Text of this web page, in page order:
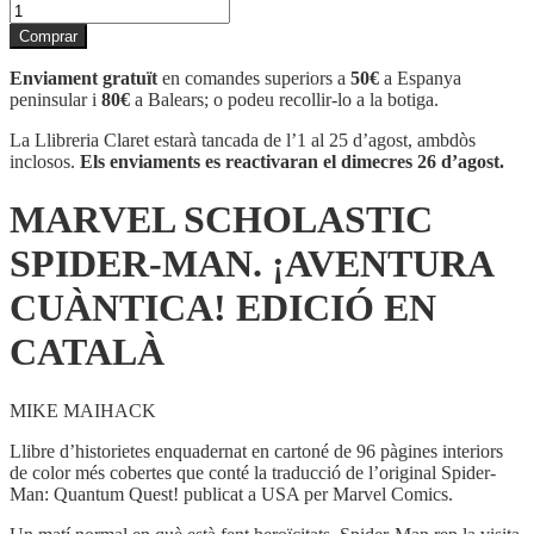
quantitat
de
MARVEL
SCHOLASTIC
SPIDER-
MAN.
¡AVENTURA
CUÀNTICA!
CATALÀ
Comprar
Enviament gratuït en comandes superiors a 50€ a Espanya
peninsular i 80€ a Balears; o podeu recollir-lo a la botiga.
La Llibreria Claret estarà tancada de l’1 al 25 d’agost, ambdòs
inclosos. Els enviaments es reactivaran el dimecres 26 d’agost.
MARVEL SCHOLASTIC
SPIDER-MAN. ¡AVENTURA
CUÀNTICA! EDICIÓ EN
CATALÀ
MIKE MAIHACK
Llibre d’historietes enquadernat en cartoné de 96 pàgines interiors
de color més cobertes que conté la traducció de l’original Spider-
Man: Quantum Quest! publicat a USA per Marvel Comics.